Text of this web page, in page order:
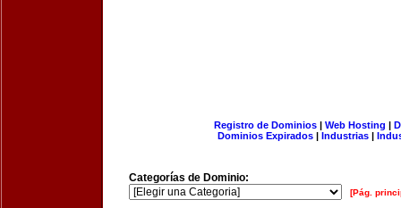
Registro de Dominios| Web Hosting |
Dominios Expirados | Industrias |
Categorías de Dominio:
[Pág.